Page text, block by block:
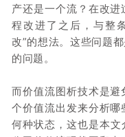
产还是一个流？ 在改进
程改进了之后，与整
改”的想法。这些问题
的问题。
而价值流图析技术是
个价值流出发来分析
何种状态，这也是本文